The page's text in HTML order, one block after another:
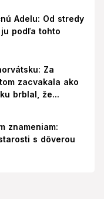
Adelu: Od stredy
podľa tohto
Za
zacvakala ako
brblal, že...
znameniam:
s dôverou